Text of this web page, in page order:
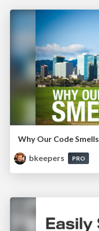
Why Our Code Smells
bkeepers
PRO